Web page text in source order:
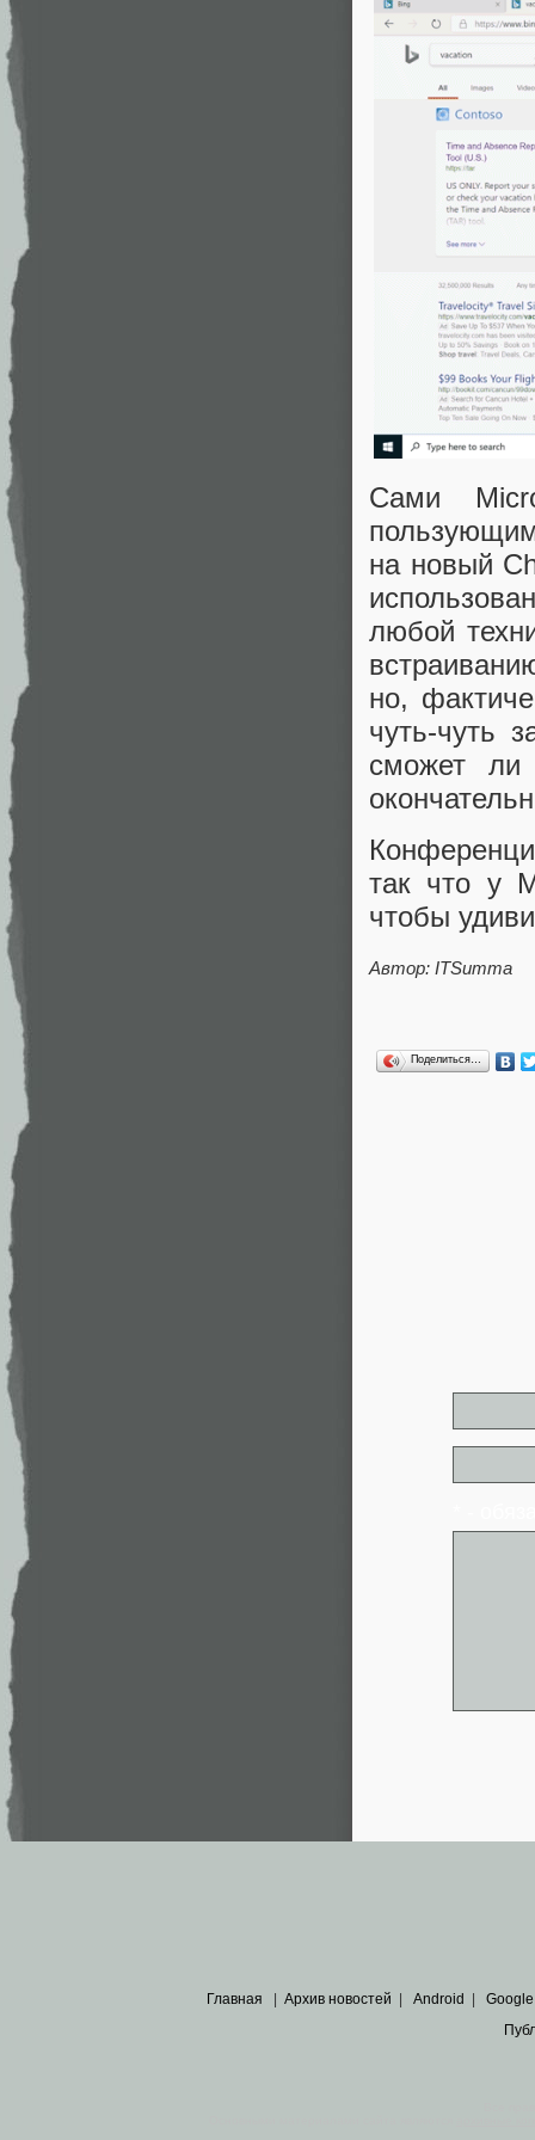
Сами
на новый
любой
но,
чуть-чуть
сможет ли
так что у
чтобы
Автор: ITSumma
Поделиться…
Главная Архив новостей Android Google